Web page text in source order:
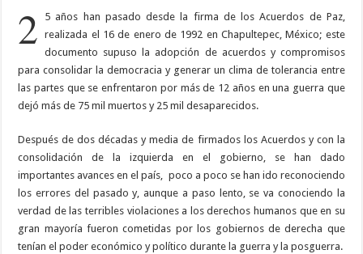
2
5 años han pasado desde la firma de los Acuerdos de Paz,
realizada el 16 de enero de 1992 en Chapultepec, México; este
documento supuso la adopción de acuerdos y compromisos
para consolidar la democracia y generar un clima de tolerancia entre
las partes que se enfrentaron por más de 12 años en una guerra que
dejó más de 75 mil muertos y 25 mil desaparecidos.
Después de dos décadas y media de firmados los Acuerdos y con la
consolidación de la izquierda en el gobierno, se han dado
importantes avances en el país, poco a poco se han ido reconociendo
los errores del pasado y, aunque a paso lento, se va conociendo la
verdad de las terribles violaciones a los derechos humanos que en su
gran mayoría fueron cometidas por los gobiernos de derecha que
tenían el poder económico y político durante la guerra y la posguerra.